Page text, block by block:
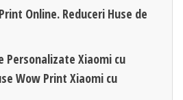
Online. Reduceri Huse de
Personalizate Xiaomi cu
Wow Print Xiaomi cu